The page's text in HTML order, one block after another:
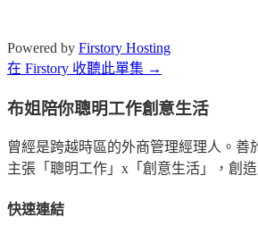
Powered by Firstory Hosting
在 Firstory 收聽此單集 →
布姐陪你聰明工作創意生活
曾經是跨越時區的外商管理經理人。善
主張「聰明工作」x「創意生活」，創
快速連結